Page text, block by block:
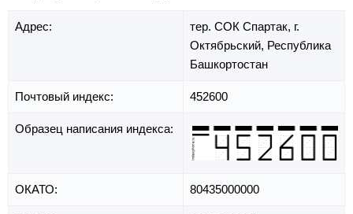
Адрес: тер. СОК Спартак, г.
Октябрьский, Республика
Башкортостан
Почтовый индекс: 452600
Образец написания индекса:
ОКАТО: 80435000000